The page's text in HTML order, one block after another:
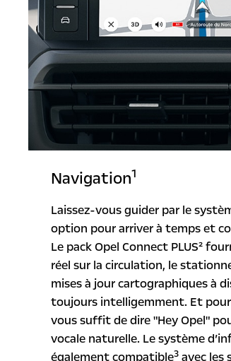
Navigation1
Laissez-vous guider par le
option pour arriver à temps et
Le pack Opel Connect PLUS²
réel sur la circulation, le
mises à jour cartographiques à
toujours intelligemment. Et
vous suffit de dire "Hey Opel"
vocale naturelle. Le système
également compatible3 avec les